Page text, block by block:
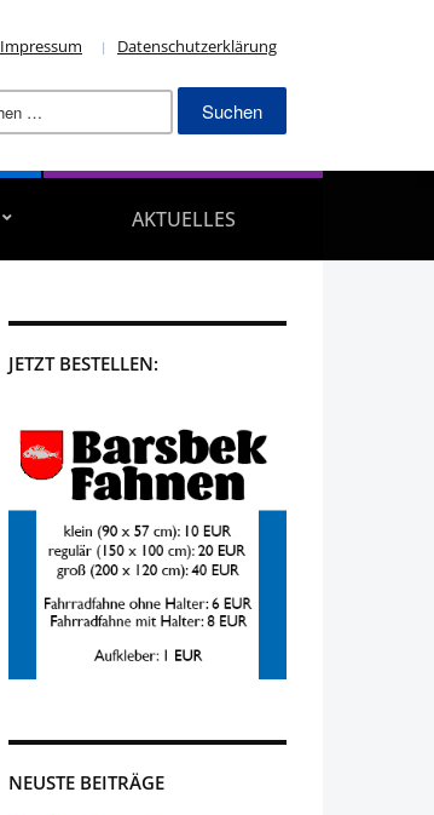
Impressum Datenschutzerklärung
Suchen
nach:
AKTUELLES
JETZT BESTELLEN:
NEUSTE BEITRÄGE